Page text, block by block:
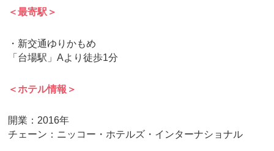
＜最寄駅＞
・新交通ゆりかもめ
「台場駅」Aより徒歩1分
＜ホテル情報＞
開業：2016年
チェーン：ニッコー・ホテルズ・インターナショナル